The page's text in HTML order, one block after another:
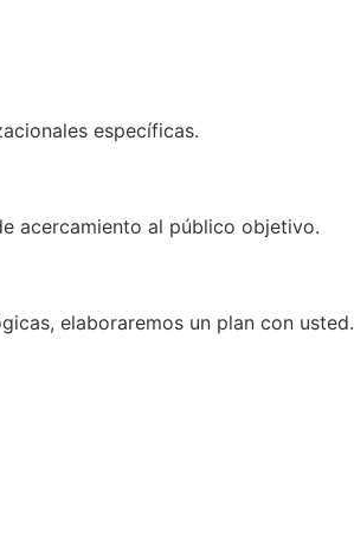
específicas.
acercamiento al público objetivo.
elaboraremos un plan con usted.